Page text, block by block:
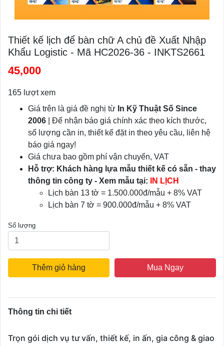
Thiết kế lịch để bàn chữ A chủ đề Xuất Nhập
Khẩu Logistic - Mã HC2026-36 - INKTS2661
45,000
165 lượt xem
Giá trên là giá đề nghị từ In Kỹ Thuật Số Since
2006 | Để nhận báo giá chính xác theo kích thước,
số lượng cần in, thiết kế đặt in theo yêu cầu, liên hệ
báo giá ngay!
Giá chưa bao gồm phí vận chuyển, VAT
Hỗ trợ: Khách hàng lựa mẫu thiết kế có sẵn - thay
thông tin công ty - Xem mẫu tại:
IN LỊCH
Lịch bàn 13 tờ = 1.500.000đ/mẫu + 8% VAT
Lịch bàn 7 tờ = 900.000đ/mẫu + 8% VAT
Số lượng
Thêm giỏ hàng Mua Ngay
Thông tin chi tiết
Trọn gói dịch vụ tư vấn, thiết kế, in ấn, gia công & giao